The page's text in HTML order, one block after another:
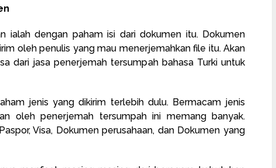
ialah dengan paham isi dari dokumen itu. Dokumen
oleh penulis yang mau menerjemahkan file itu. Akan
dari jasa penerjemah tersumpah bahasa Turki untuk
jenis yang dikirim terlebih dulu. Bermacam jenis
oleh penerjemah tersumpah ini memang banyak.
Visa, Dokumen perusahaan, dan Dokumen yang